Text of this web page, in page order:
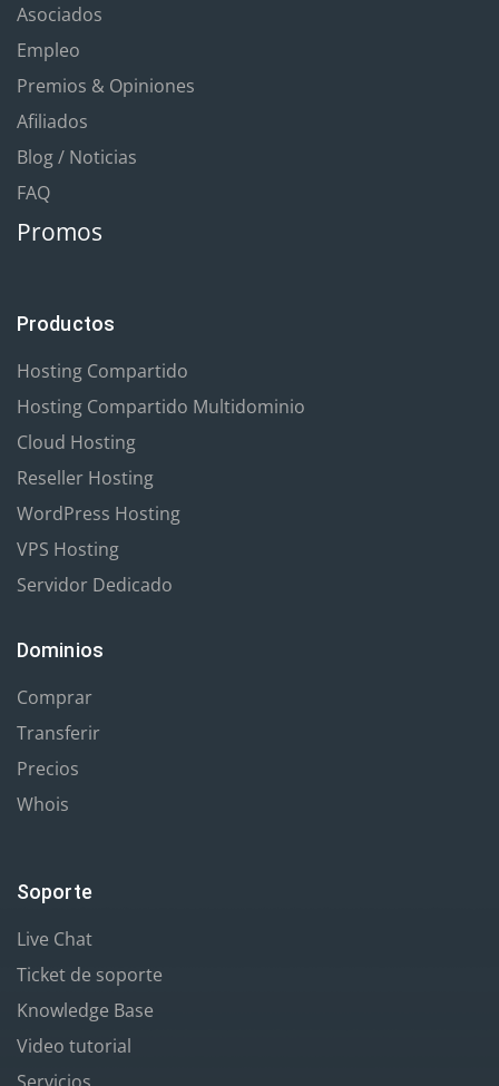
Asociados
Empleo
Premios & Opiniones
Afiliados
Blog / Noticias
FAQ
Promos
Productos
Hosting Compartido
Hosting Compartido Multidominio
Cloud Hosting
Reseller Hosting
WordPress Hosting
VPS Hosting
Servidor Dedicado
Dominios
Comprar
Transferir
Precios
Whois
Soporte
Live Chat
Ticket de soporte
Knowledge Base
Video tutorial